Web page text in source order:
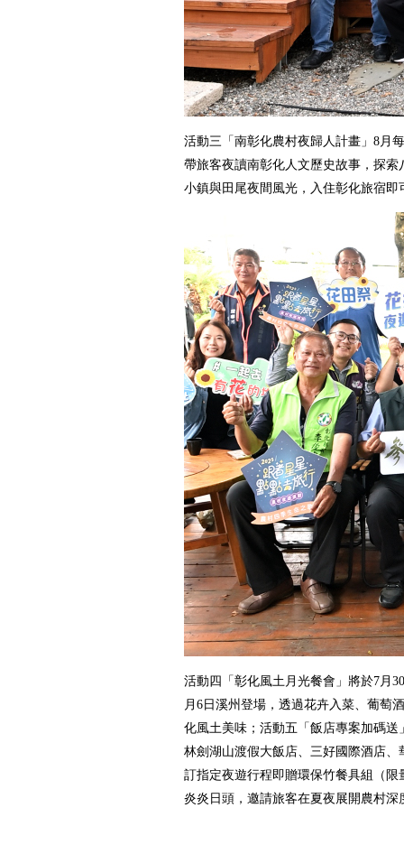
活動三「南彰化農村夜歸人計畫」8月
帶旅客夜讀南彰化人文歷史故事，探
小鎮與田尾夜間風光，入住彰化旅宿即
活動四「彰化風土月光餐會」將於7月
月6日溪州登場，透過花卉入菜、葡萄
化風土美味；活動五「飯店專案加碼
林劍湖山渡假大飯店、三好國際酒店
訂指定夜遊行程即贈環保竹餐具組（限
炎炎日頭，邀請旅客在夏夜展開農村深